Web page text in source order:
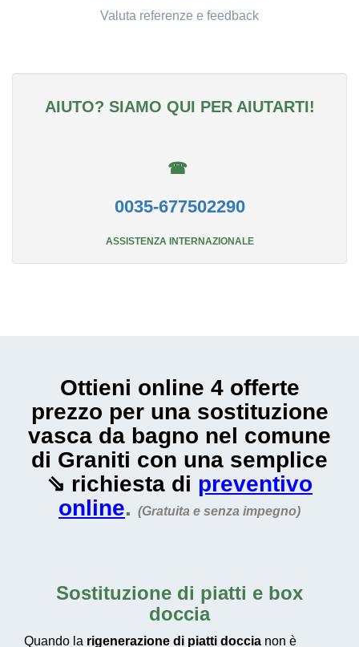
Valuta referenze e feedback
AIUTO? SIAMO QUI PER AIUTARTI!
☎
0035-677502290
ASSISTENZA INTERNAZIONALE
Ottieni online 4 offerte
prezzo per una sostituzione
vasca da bagno nel comune
di Graniti con una semplice
⇘ richiesta di preventivo
online. (Gratuita e senza impegno)
Sostituzione di piatti e box
doccia
Quando la rigenerazione di piatti doccia non è